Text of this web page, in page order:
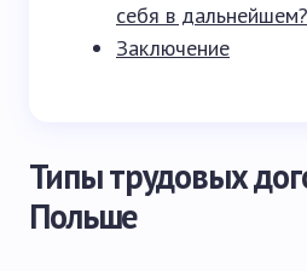
себя в дальнейшем?
Заключение
Типы трудовых
Польше